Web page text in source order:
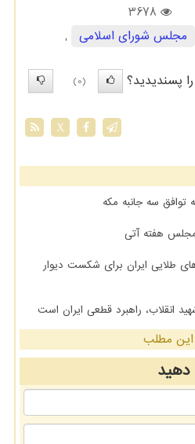
3678
مجلس شورای اسلامی
,
پسندیدید؟
(0)
X
سه جانبه مکه
هفته آتی
طلایی ایران برای شکست دیوار
انقلاب، راهبرد قطعی ایران است
این مطلب
دهید